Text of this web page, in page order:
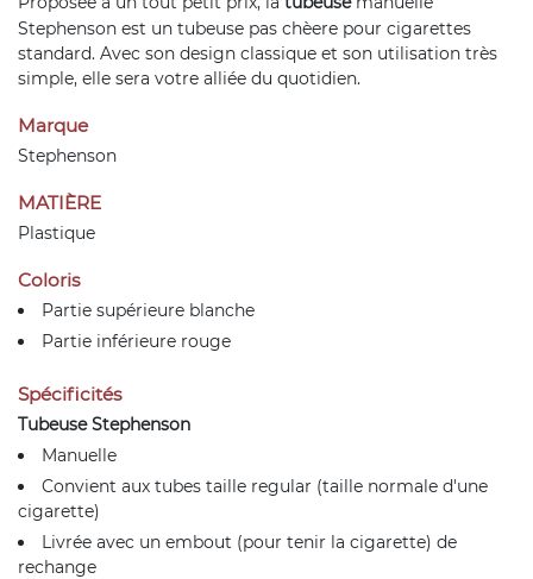
Stephenson est un tubeuse pas chèere pour cigarettes
standard. Avec son design classique et son utilisation très
simple, elle sera votre alliée du quotidien.
Marque
Stephenson
MATIÈRE
Plastique
Coloris
Partie supérieure blanche
Partie inférieure rouge
Spécificités
Tubeuse Stephenson
Manuelle
Convient aux tubes taille regular (taille normale d'une
cigarette)
Livrée avec un embout (pour tenir la cigarette) de
rechange